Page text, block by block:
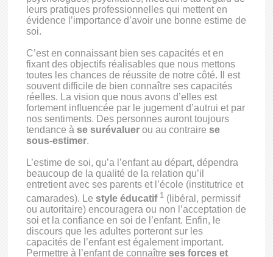
leurs pratiques professionnelles qui mettent en
évidence l’importance d’avoir une bonne estime de
soi.
C’est en connaissant bien ses capacités et en
fixant des objectifs réalisables que nous mettons
toutes les chances de réussite de notre côté. Il est
souvent difficile de bien connaître ses capacités
réelles. La vision que nous avons d’elles est
fortement influencée par le jugement d’autrui et par
nos sentiments. Des personnes auront toujours
tendance àse surévaluer ou au contrairese
sous-estimer.
L’estime de soi, qu’a l’enfant au départ, dépendra
beaucoup de la qualité de la relation qu’il
entretient avec ses parents et l’école (institutrice et
camarades). Lestyle éducatif 1 (libéral, permissif
ou autoritaire) encouragera ou non l’acceptation de
soi et la confiance en soi de l’enfant. Enfin, le
discours que les adultes porteront sur les
capacités de l’enfant est également important.
Permettre à l’enfant de connaîtreses forces et